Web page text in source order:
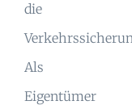
die
Als
Eigentümer